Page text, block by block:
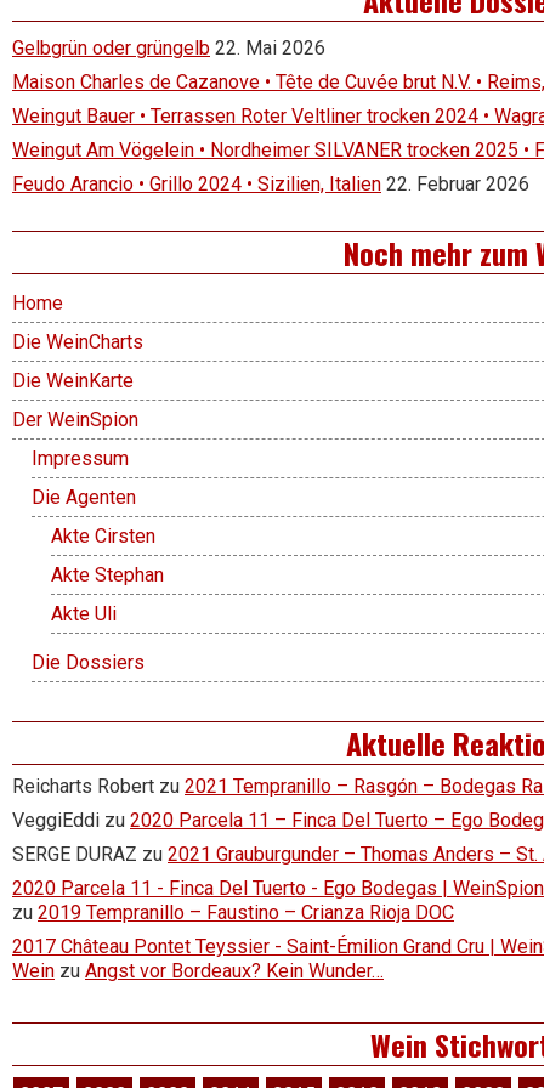
Gelbgrün oder grüngelb 22. Mai 2026
Maison Charles de Cazanove • Tête de Cuvée brut N.V. •
Weingut Bauer • Terrassen Roter Veltliner trocken 2024 •
Weingut Am Vögelein • Nordheimer SILVANER trocken 2025 •
Feudo Arancio • Grillo 2024 • Sizilien, Italien 22. Februar 2026
Noch mehr zum
Home
Die WeinCharts
Die WeinKarte
Der WeinSpion
Impressum
Die Agenten
Akte Cirsten
Akte Stephan
Akte Uli
Die Dossiers
Aktuelle
Reicharts Robert zu 2021 Tempranillo – Rasgón – Bodegas
VeggiEddi zu 2020 Parcela 11 – Finca Del Tuerto – Ego
SERGE DURAZ zu 2021 Grauburgunder – Thomas Anders – St.
2020 Parcela 11 - Finca Del Tuerto - Ego Bodegas |
zu 2019 Tempranillo – Faustino – Crianza Rioja DOC
2017 Château Pontet Teyssier - Saint-Émilion Grand Cru |
Wein zu Angst vor Bordeaux? Kein Wunder…
Wein